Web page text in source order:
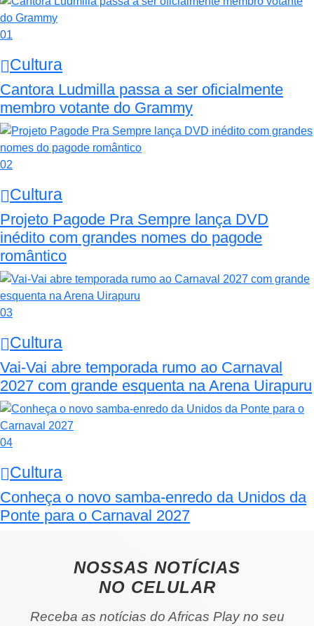
01
Cultura
Cantora Ludmilla passa a ser oficialmente
membro votante do Grammy
02
Cultura
Projeto Pagode Pra Sempre lança DVD
inédito com grandes nomes do pagode
romântico
03
Cultura
Vai-Vai abre temporada rumo ao Carnaval
2027 com grande esquenta na Arena Uirapuru
04
Cultura
Conheça o novo samba-enredo da Unidos da
Ponte para o Carnaval 2027
NOSSAS NOTÍCIAS
NO CELULAR
Receba as notícias do Africas Play no seu